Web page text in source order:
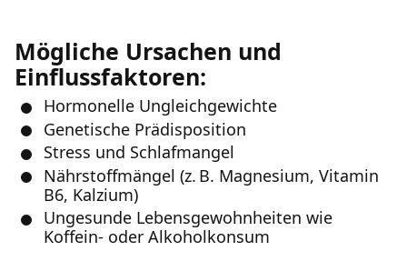
Mögliche Ursachen und
Einflussfaktoren:
Hormonelle Ungleichgewichte
Genetische Prädisposition
Stress und Schlafmangel
Nährstoffmängel (z. B. Magnesium, Vitamin
B6, Kalzium)
Ungesunde Lebensgewohnheiten wie
Koffein- oder Alkoholkonsum